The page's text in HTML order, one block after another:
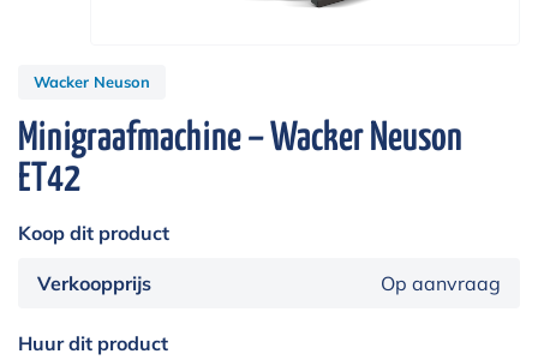
Wacker Neuson
Minigraafmachine – Wacker Neuson
ET42
Koop dit product
Verkoopprijs Op aanvraag
Huur dit product